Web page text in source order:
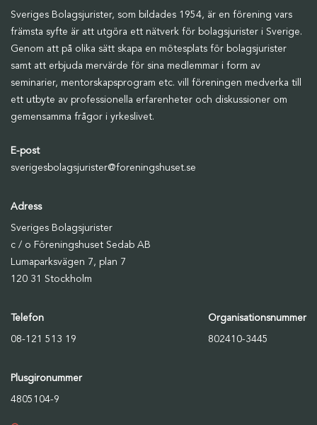
Sveriges Bolagsjurister, som bildades 1954, är en förening vars
främsta syfte är att utgöra ett nätverk för bolagsjurister i Sverige.
Genom att på olika sätt skapa en mötesplats för bolagsjurister
samt att erbjuda mervärde för sina medlemmar i form av
seminarier, mentorskapsprogram etc. vill föreningen medverka till
ett utbyte av professionella erfarenheter och diskussioner om
gemensamma frågor i yrkeslivet.
E-post
sverigesbolagsjurister@foreningshuset.se
Adress
Sveriges Bolagsjurister
c / o Föreningshuset Sedab AB
Lumaparksvägen 7, plan 7
120 31 Stockholm
Telefon
08-121 513 19
Organisationsnummer
802410-3445
Plusgironummer
4805104-9